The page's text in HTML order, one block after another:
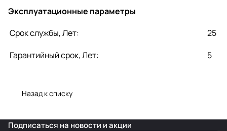
Эксплуатационные параметры
Срок службы, Лет:
25
Гарантийный срок, Лет:
5
Назад к списку
Подписаться на новости и акции